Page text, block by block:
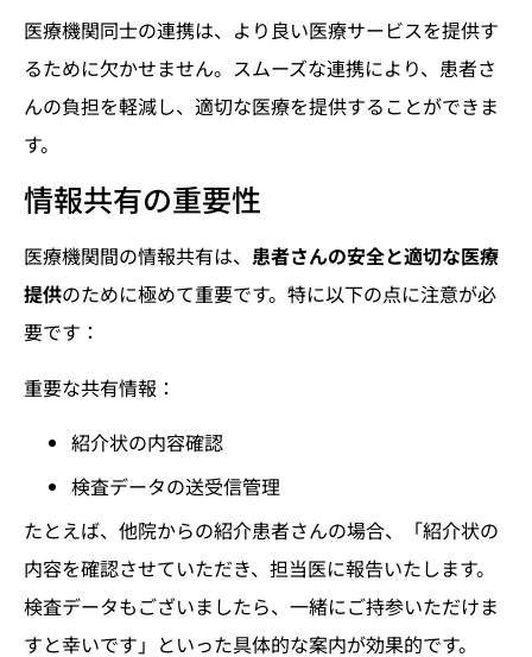
医療機関同士の連携は、より良い医療サービスを提供す
るために欠かせません。スムーズな連携により、患者さ
んの負担を軽減し、適切な医療を提供することができま
す。
情報共有の重要性
医療機関間の情報共有は、 患者さんの安全と適切な医療
提供のために極めて重要です。特に以下の点に注意が必
要です：
重要な共有情報：
紹介状の内容確認
検査データの送受信管理
たとえば、他院からの紹介患者さんの場合、「紹介状の
内容を確認させていただき、担当医に報告いたします。
検査データもございましたら、一緒にご持参いただけま
すと幸いです」といった具体的な案内が効果的です。